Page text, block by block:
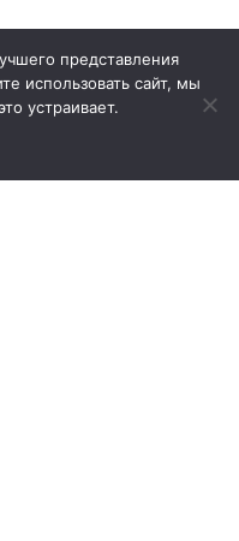
представления
использовать сайт, мы
устраивает.